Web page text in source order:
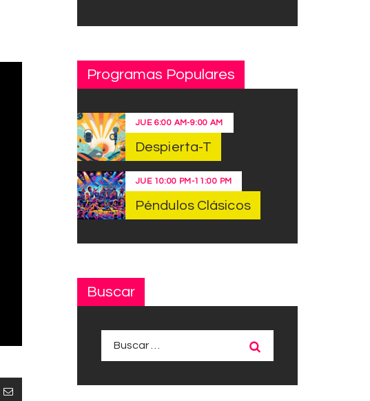
Programas Populares
JUE 6:00 AM-9:00 AM
Despierta-T
JUE 10:00 PM-11:00 PM
Péndulos Clásicos
Buscar